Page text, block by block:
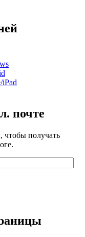
iPad
почте
чтобы получать